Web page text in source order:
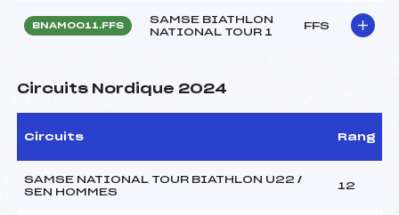
BNAM0011.FFS
SAMSE BIATHLON
NATIONAL TOUR 1
FFS
Circuits Nordique 2024
Circuits Rang
SAMSE NATIONAL TOUR BIATHLON U22 /
SEN HOMMES
12